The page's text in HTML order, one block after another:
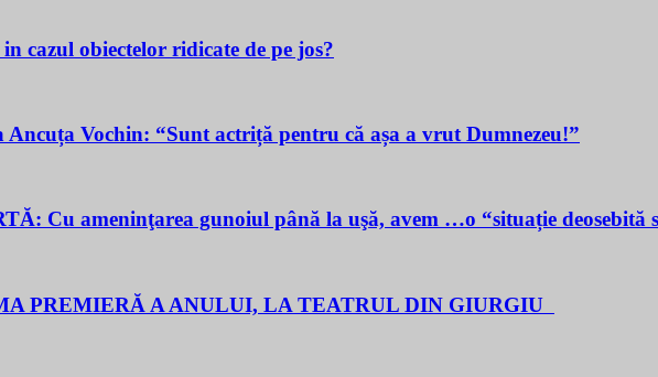
cazul obiectelor ridicate de pe jos?
Vochin: “Sunt actriță pentru că așa a vrut Dumnezeu!”
Cu ameninţarea gunoiul până la uşă, avem …o “situație deosebită
PREMIERĂ A ANULUI, LA TEATRUL DIN GIURGIU